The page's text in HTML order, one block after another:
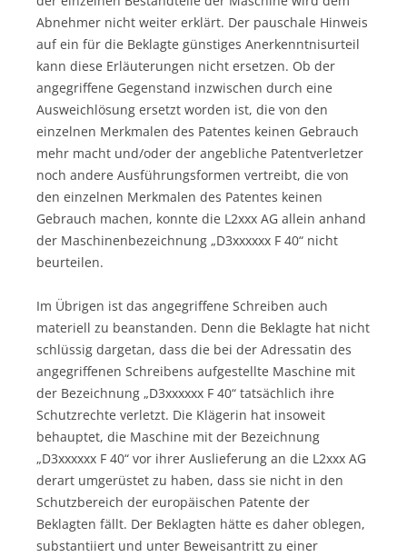
Abnehmer nicht weiter erklärt. Der pauschale Hinweis
auf ein für die Beklagte günstiges Anerkenntnisurteil
kann diese Erläuterungen nicht ersetzen. Ob der
angegriffene Gegenstand inzwischen durch eine
Ausweichlösung ersetzt worden ist, die von den
einzelnen Merkmalen des Patentes keinen Gebrauch
mehr macht und/oder der angebliche Patentverletzer
noch andere Ausführungsformen vertreibt, die von
den einzelnen Merkmalen des Patentes keinen
Gebrauch machen, konnte die L2xxx AG allein anhand
der Maschinenbezeichnung „D3xxxxxx F 40“ nicht
beurteilen.
Im Übrigen ist das angegriffene Schreiben auch
materiell zu beanstanden. Denn die Beklagte hat nicht
schlüssig dargetan, dass die bei der Adressatin des
angegriffenen Schreibens aufgestellte Maschine mit
der Bezeichnung „D3xxxxxx F 40“ tatsächlich ihre
Schutzrechte verletzt. Die Klägerin hat insoweit
behauptet, die Maschine mit der Bezeichnung
„D3xxxxxx F 40“ vor ihrer Auslieferung an die L2xxx AG
derart umgerüstet zu haben, dass sie nicht in den
Schutzbereich der europäischen Patente der
Beklagten fällt. Der Beklagten hätte es daher oblegen,
substantiiert und unter Beweisantritt zu einer